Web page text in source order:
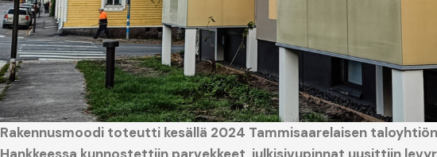
Rakennusmoodi toteutti kesällä 2024 Tammisaarelaisen